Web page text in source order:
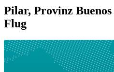
Pilar, Provinz
Flug